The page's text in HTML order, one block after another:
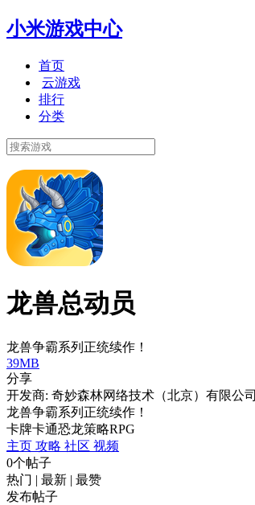
小米游戏中心
首页
云游戏
排行
分类
龙兽总动员
龙兽争霸系列正统续作！
39MB
分享
开发商: 奇妙森林网络技术（北京）有限公司
龙兽争霸系列正统续作！
卡牌卡通恐龙策略RPG
主页 攻略 社区 视频
0个帖子
热门 | 最新 | 最赞
发布帖子